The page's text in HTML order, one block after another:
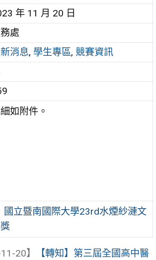
年 11 月 20 日
處
消息, 學生專區, 競賽資訊
如附件。
國立暨南國際大學23rd水煙紗漣文
20】
【轉知】第三屆全國高中醫